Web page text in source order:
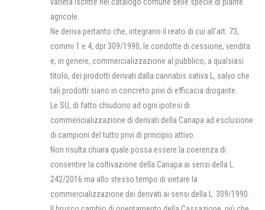
agricole.
Ne deriva pertanto che, integrano il reato di cui all’art. 73,
commi 1 e 4, dpr 309/1990, le condotte di cessione, vendita
e, in genere, commercializzazione al pubblico, a qualsiasi
titolo, dei prodotti derivati dalla cannabis sativa L, salvo che
tali prodotti siano in concreto privi di efficacia drogante.
Le SU, di fatto chiudono ad ogni ipotesi di
commericializzazione di derivati della Canapa ad esclusione
di campioni del tutto privi di principio attivo.
Non risulta chiara quale possa essere la coerenza di
consentire la coltivazione della Canapa ai sensi della L.
242/2016 ma allo stesso tempo di vietare la
commercializzazione dei derivati ai sensi della L. 309/1990.